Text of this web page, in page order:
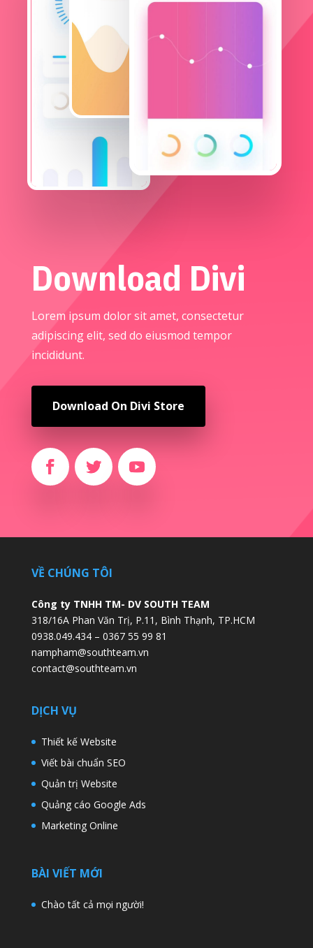
Download Divi
Lorem ipsum dolor sit amet, consectetur
adipiscing elit, sed do eiusmod tempor
incididunt.
Download On Divi Store
VỀ CHÚNG TÔI
Công ty TNHH TM- DV SOUTH TEAM
318/16A Phan Văn Trị, P.11, Bình Thạnh, TP.HCM
0938.049.434 – 0367 55 99 81
nampham@southteam.vn
contact@southteam.vn
DỊCH VỤ
Thiết kế Website
Viết bài chuẩn SEO
Quản trị Website
Quảng cáo Google Ads
Marketing Online
BÀI VIẾT MỚI
Chào tất cả mọi người!